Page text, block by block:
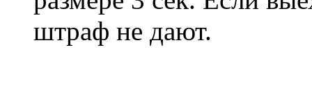
штраф не дают.